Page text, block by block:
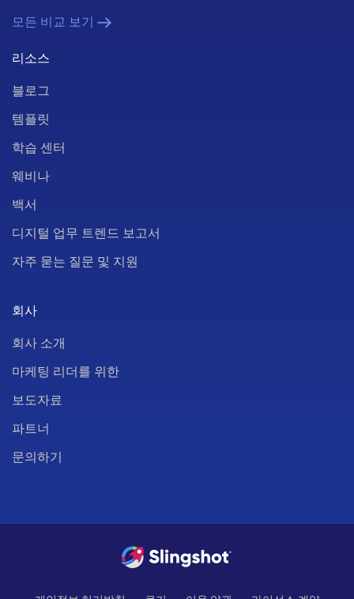
모든 비교 보기
리소스
블로그
템플릿
학습 센터
웨비나
백서
디지털 업무 트렌드 보고서
자주 묻는 질문 및 지원
회사
회사 소개
마케팅 리더를 위한
보도자료
파트너
문의하기